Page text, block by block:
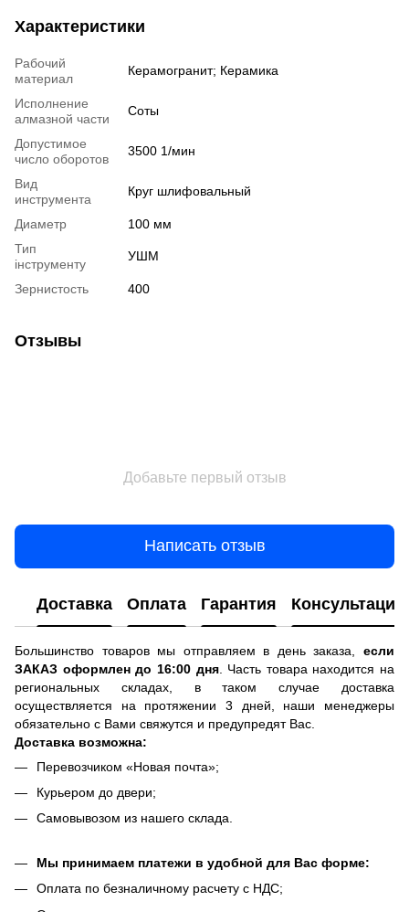
Характеристики
Рабочий
материал
Керамогранит; Керамика
Исполнение
алмазной части
Соты
Допустимое
число оборотов
3500 1/мин
Вид
инструмента
Круг шлифовальный
Диаметр
100 мм
Тип
інструменту
УШМ
Зернистость 400
Отзывы
Добавьте первый отзыв
Написать отзыв
Доставка Оплата Гарантия Консультация
Большинство товаров мы отправляем в день заказа, если
ЗАКАЗ оформлен до 16:00 дня. Часть товара находится на
региональных складах, в таком случае доставка
осуществляется на протяжении 3 дней, наши менеджеры
обязательно с Вами свяжутся и предупредят Вас.
Доставка возможна:
Перевозчиком «Новая почта»;
Курьером до двери;
Самовывозом из нашего склада.
Мы принимаем платежи в удобной для Вас форме:
Оплата по безналичному расчету с НДС;